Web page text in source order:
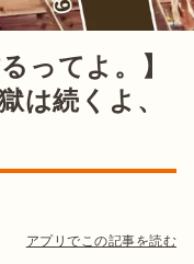
ってよ。】
は続くよ、
アプリでこの記事を読む